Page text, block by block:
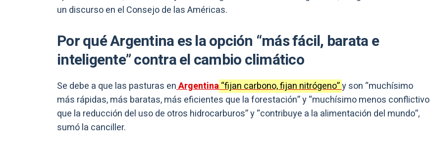
un discurso en el Consejo de las Américas.
Por qué Argentina es la opción “más fácil, barata e
inteligente” contra el cambio climático
Se debe a que las pasturas enArgentina“fijan carbono, fijan nitrógeno”y son “muchísimo
más rápidas, más baratas, más eficientes que la forestación” y “muchísimo menos conflictivo
que la reducción del uso de otros hidrocarburos” y “contribuye a la alimentación del mundo”,
sumó la canciller.